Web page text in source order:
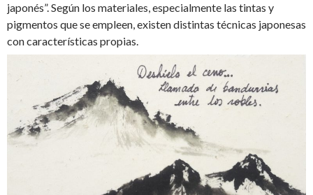
japonés”. Según los materiales, especialmente las tintas y
pigmentos que se empleen, existen distintas técnicas japonesas
con características propias.